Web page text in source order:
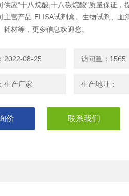
供应“十八烷酸,十八碳烷酸"质量保证，
主营产品:ELISA试剂盒、生物试剂、血
耗材等，更多信息欢迎您。
2022-08-25 访问量：1565
生产厂家 生产地址：
价 联系我们